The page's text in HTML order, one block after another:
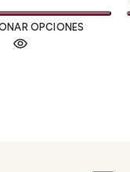
OPCIONES